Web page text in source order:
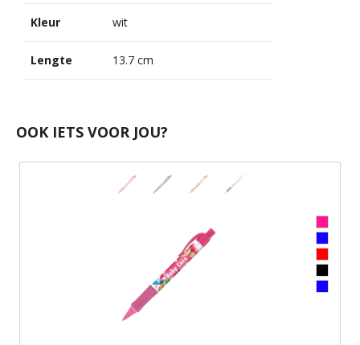
Kleur wit
Lengte 13.7 cm
OOK IETS VOOR JOU?